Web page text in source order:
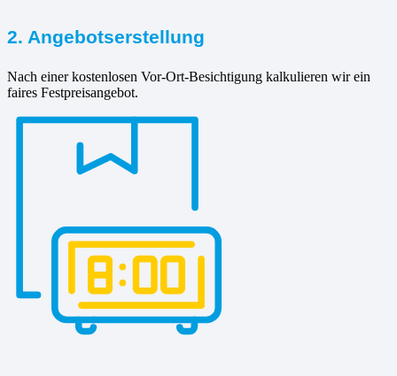
2. Angebotserstellung
Nach einer kostenlosen Vor-Ort-Besichtigung kalkulieren wir ein
faires Festpreisangebot.